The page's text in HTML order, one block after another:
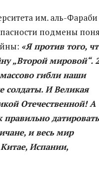
им. аль-Фараби
подмены
«Я против того,
„Второй мировой“.
гибли наши
солдаты. И Великая
Отечественной! А
и весь мир
Испании,